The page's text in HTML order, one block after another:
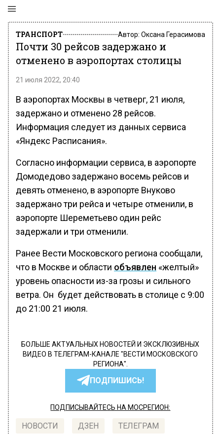
ТРАНСПОРТ Автор: Оксана Герасимова
Почти 30 рейсов задержано и
отменено в аэропортах столицы
21 июля 2022, 20:40
В аэропортах Москвы в четверг, 21 июля,
задержано и отменено 28 рейсов.
Информация следует из данных сервиса
«Яндекс Расписания».
Согласно информации сервиса, в аэропорте
Домодедово задержано восемь рейсов и
девять отменено, в аэропорте Внуково
задержано три рейса и четыре отменили, в
аэропорте Шереметьево один рейс
задержали и три отменили.
Ранее Вести Московского региона сообщали,
что в Москве и области объявлен «желтый»
уровень опасности из-за грозы и сильного
ветра. Он будет действовать в столице с 9:00
до 21:00 21 июля.
БОЛЬШЕ АКТУАЛЬНЫХ НОВОСТЕЙ И ЭКСКЛЮЗИВНЫХ
ВИДЕО В ТЕЛЕГРАМ-КАНАЛЕ "ВЕСТИ МОСКОВСКОГО
РЕГИОНА".
ПОДПИШИСЬ!
ПОДПИСЫВАЙТЕСЬ НА МОСРЕГИОН:
НОВОСТИ ДЗЕН ТЕЛЕГРАМ